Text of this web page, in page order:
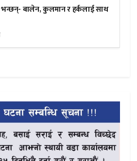
भन्छन्- बालेन, कुलमान र हर्कलाई साथ